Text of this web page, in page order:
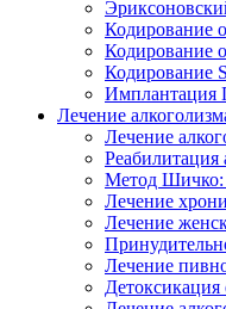
Кодирование
Кодирование
Кодирование
Имплантация
Лечение
Лечение
Реабилитация
Метод Шичко:
Лечение
Лечение
Лечение
Детоксикация